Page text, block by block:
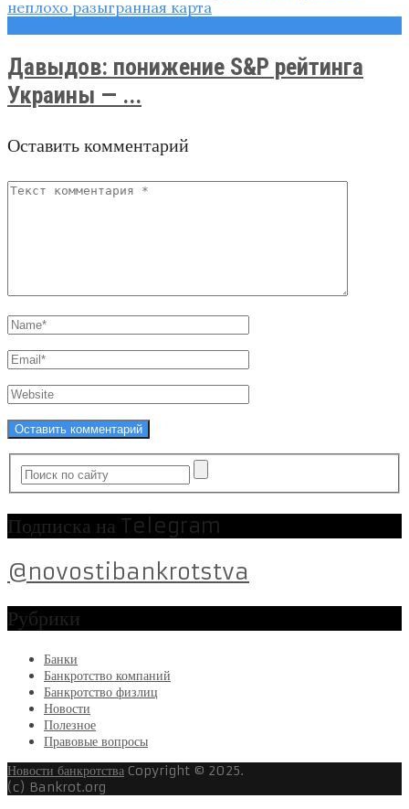
Давыдов: понижение S&P рейтинга
Украины — ...
Оставить комментарий
Подписка на Telegram
@novostibankrotstva
Рубрики
Банки
Банкротство компаний
Банкротство физлиц
Новости
Полезное
Правовые вопросы
Новости банкротства Copyright © 2025.
(c) Bankrot.org